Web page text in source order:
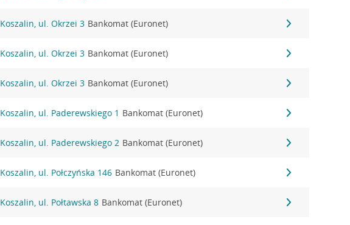
Koszalin, ul. Okrzei 3 Bankomat (Euronet)
Koszalin, ul. Okrzei 3 Bankomat (Euronet)
Koszalin, ul. Okrzei 3 Bankomat (Euronet)
Koszalin, ul. Paderewskiego 1 Bankomat (Euronet)
Koszalin, ul. Paderewskiego 2 Bankomat (Euronet)
Koszalin, ul. Połczyńska 146 Bankomat (Euronet)
Koszalin, ul. Połtawska 8 Bankomat (Euronet)